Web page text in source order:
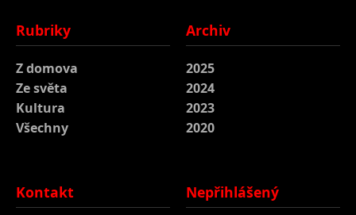
Rubriky
Z domova
Ze světa
Kultura
Všechny
Archiv
2025
2024
2023
2020
Kontakt Nepřihlášený